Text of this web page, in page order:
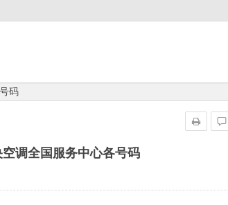
码
调全国服务中心各号码